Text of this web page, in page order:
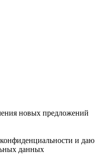
новых предложений
и даю
данных